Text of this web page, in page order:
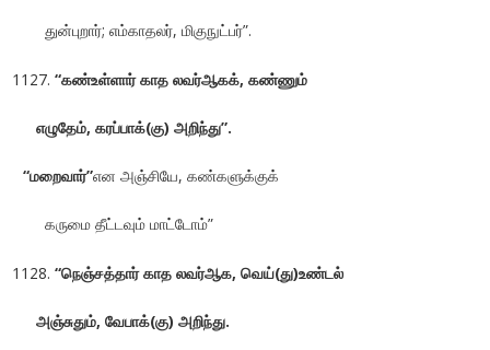
துன்புறார்; எம்காதலர், மிகுநுட்பர்”.
“கண்உள்ளார் காத லவர்ஆகக், கண்ணும்
எழுதேம், கரப்பாக்(கு) அறிந்து”.
“மறைவார்”என அஞ்சியே, கண்களுக்குக்
கருமை தீட்டவும் மாட்டோம்”
“நெஞ்சத்தார் காத லவர்ஆக, வெய்(து)உண்டல்
அஞ்சுதும், வேபாக்(கு) அறிந்து.